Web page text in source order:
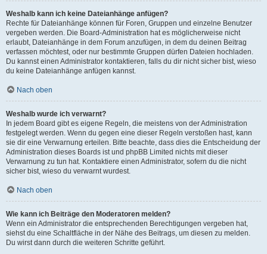
Weshalb kann ich keine Dateianhänge anfügen?
Rechte für Dateianhänge können für Foren, Gruppen und einzelne Benutzer
vergeben werden. Die Board-Administration hat es möglicherweise nicht
erlaubt, Dateianhänge in dem Forum anzufügen, in dem du deinen Beitrag
verfassen möchtest, oder nur bestimmte Gruppen dürfen Dateien hochladen.
Du kannst einen Administrator kontaktieren, falls du dir nicht sicher bist, wieso
du keine Dateianhänge anfügen kannst.
Nach oben
Weshalb wurde ich verwarnt?
In jedem Board gibt es eigene Regeln, die meistens von der Administration
festgelegt werden. Wenn du gegen eine dieser Regeln verstoßen hast, kann
sie dir eine Verwarnung erteilen. Bitte beachte, dass dies die Entscheidung der
Administration dieses Boards ist und phpBB Limited nichts mit dieser
Verwarnung zu tun hat. Kontaktiere einen Administrator, sofern du die nicht
sicher bist, wieso du verwarnt wurdest.
Nach oben
Wie kann ich Beiträge den Moderatoren melden?
Wenn ein Administrator die entsprechenden Berechtigungen vergeben hat,
siehst du eine Schaltfläche in der Nähe des Beitrags, um diesen zu melden.
Du wirst dann durch die weiteren Schritte geführt.